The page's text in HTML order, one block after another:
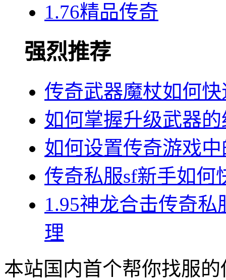
1.76精品传奇
强烈推荐
传奇武器魔杖如何
如何掌握升级武器
如何设置传奇游戏
传奇私服sf新手如何
1.95神龙合击传奇
理
本站国内首个帮你找服